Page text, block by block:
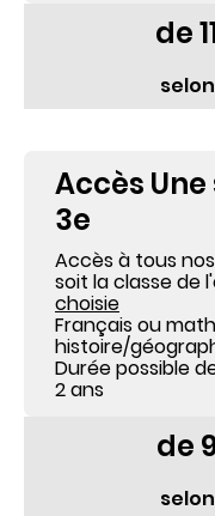
de
Accès
3e
Accès à tous
soit la classe de
choisie
Français ou
histoire/
Durée possible
2 ans
de